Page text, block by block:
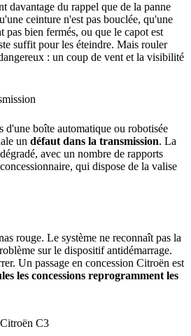
davantage du rappel que de la panne
ceinture n'est pas bouclée, qu'une
pas bien fermés, ou que le capot est
suffit pour les éteindre. Mais rouler
: un coup de vent et la visibilité
d'une boîte automatique ou robotisée
un défaut dans la transmission. La
avec un nombre de rapports
qui dispose de la valise
rouge. Le système ne reconnaît pas la
sur le dispositif antidémarrage.
Un passage en concession Citroën est
les concessions reprogramment les
C3